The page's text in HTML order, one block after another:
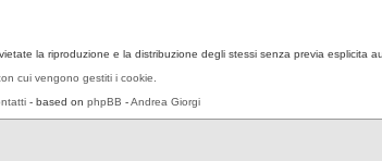
la riproduzione e la distribuzione degli stessi senza previa esplicita
cui vengono gestiti i cookie.
- based on phpBB -Andrea Giorgi